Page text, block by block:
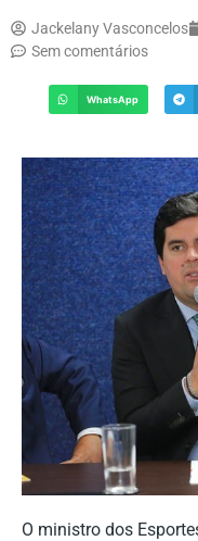
Jackelany Vasconcelos
Sem comentários
WhatsApp
O ministro dos